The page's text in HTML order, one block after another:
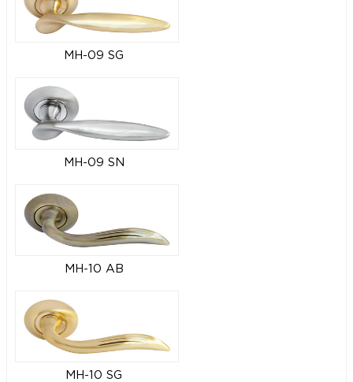
MH-09 SG
MH-09 SN
MH-10 AB
MH-10 SG